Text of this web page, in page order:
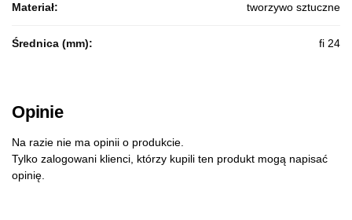
Materiał: tworzywo sztuczne
Średnica (mm): fi 24
Opinie
Na razie nie ma opinii o produkcie.
Tylko zalogowani klienci, którzy kupili ten produkt mogą napisać
opinię.